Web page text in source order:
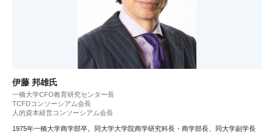
伊藤 邦雄氏
一橋大学CFO教育研究センター長
TCFDコンソーシアム会長
人的資本経営コンソーシアム会長
1975年一橋大学商学部卒。同大学大学院商学研究科長・商学部長、同大学副学長